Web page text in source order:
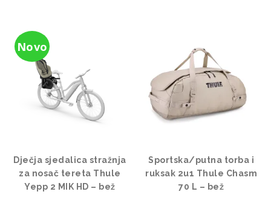
Novo
Dječja sjedalica stražnja
za nosač tereta Thule
Yepp 2 MIK HD – bež
Sportska/putna torba i
ruksak 2u1 Thule Chasm
70 L – bež